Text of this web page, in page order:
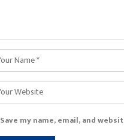
Save my name, email, and